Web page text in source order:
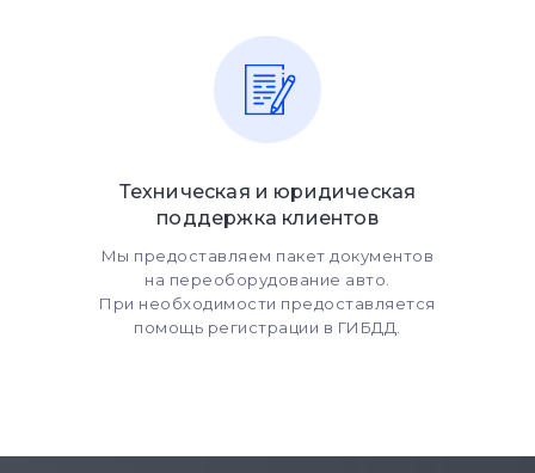
Мы предоставляем пакет документов
на переоборудование авто.
При необходимости предоставляется
помощь регистрации в ГИБДД.
Техническая и юридическая
поддержка клиентов